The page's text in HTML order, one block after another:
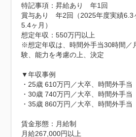
特記事項：昇給あり　年1回
賞与あり　年2回（2025年度実績6.3
5.4ヶ月）
想定年収：550万円以上
※想定年収は、時間外手当30時間／
験、能力を考慮の上、決定
▼年収事例
・25歳 610万円／大卒、時間外手
・30歳 740万円／大卒、時間外手
・35歳 860万円／大卒、時間外手
賃金形態：月給制
月給267,000円以上